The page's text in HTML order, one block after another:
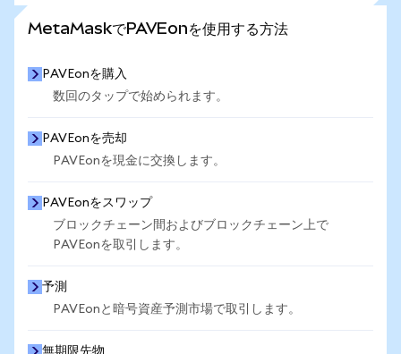
MetaMaskでPAVEonを使用する方法
PAVEonを購入
数回のタップで始められます。
PAVEonを売却
PAVEonを現金に交換します。
PAVEonをスワップ
ブロックチェーン間およびブロックチェーン上で
PAVEonを取引します。
予測
PAVEonと暗号資産予測市場で取引します。
無期限先物